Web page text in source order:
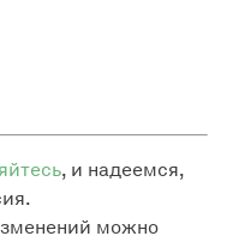
, и надеемся,
можно